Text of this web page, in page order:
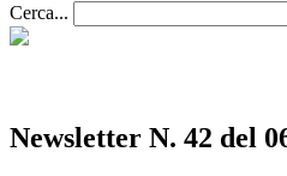
Cerca...
Newsletter N. 42 del